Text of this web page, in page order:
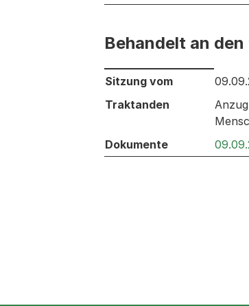
Behandelt an
Behandelt an den
Sitzung vom
Traktanden
Dokumente